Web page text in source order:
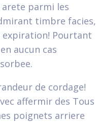
arete parmi les
timbre facies,
expiration! Pourtant
aucun cas
de cordage!
affermir des Tous
poignets arriere